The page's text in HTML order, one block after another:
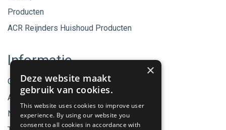
Producten
ACR Reijnders Huishoud Producten
Informatie
Onze merken
Aanbiedingen
Nieuwe producten
×
Deze website maakt
gebruik van cookies.
This website uses cookies to improve user
experience. By using our website you
consent to all cookies in accordance with